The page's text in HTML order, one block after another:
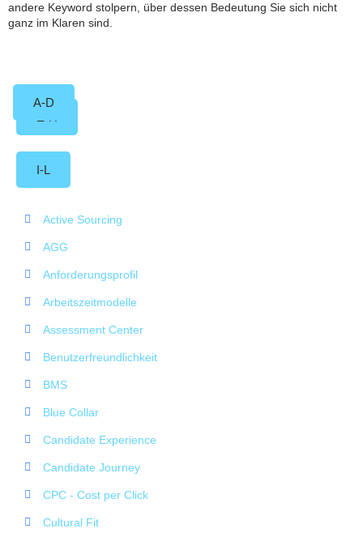
andere Keyword stolpern, über dessen Bedeutung Sie sich nicht
ganz im Klaren sind.
A-D
I-L
Active Sourcing
AGG
Anforderungsprofil
Arbeitszeitmodelle
Assessment Center
Benutzerfreundlichkeit
BMS
Blue Collar
Candidate Experience
Candidate Journey
CPC - Cost per Click
Cultural Fit